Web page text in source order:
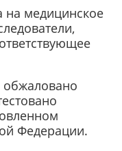
на медицинское
Федерации.